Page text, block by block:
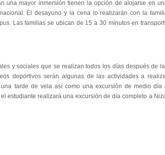
una mayor inmersión tienen la opción de alojarse en
El desayuno y la cena lo realizarán con la
Las familias se ubican de 15 a 30 minutos en
y sociales que se realizan todos los días después de
deportivos serán algunas de las actividades a
tarde de vela así como una excursión de medio día
estudiante realizará una excursión de día completo a